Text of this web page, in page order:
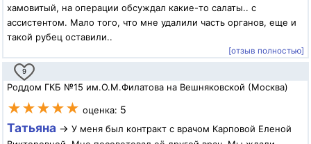
хамовитый, на операции обсуждал какие-то салаты.. с
ассистентом. Мало того, что мне удалили часть органов, еще и
такой рубец оставили..
[отзыв полностью]
9
Роддом ГКБ №15 им.О.М.Филатова на Вешняковской (Москва)
★★★★★ оценка: 5
Татьяна → У меня был контракт с врачом Карповой Еленой